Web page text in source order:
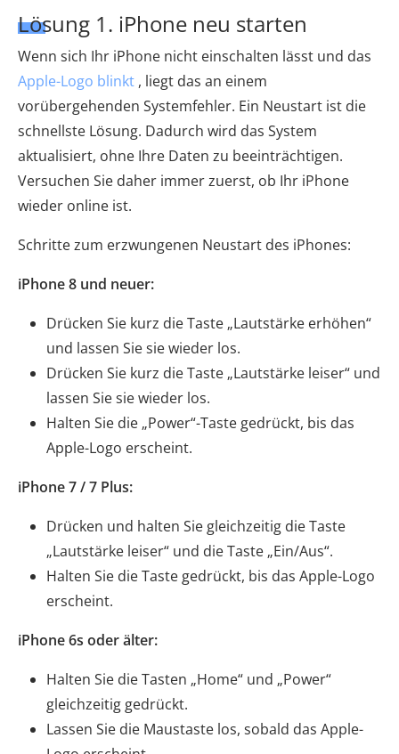
Lösung 1. iPhone neu starten
Wenn sich Ihr iPhone nicht einschalten lässt und das
Apple-Logo blinkt , liegt das an einem
vorübergehenden Systemfehler. Ein Neustart ist die
schnellste Lösung. Dadurch wird das System
aktualisiert, ohne Ihre Daten zu beeinträchtigen.
Versuchen Sie daher immer zuerst, ob Ihr iPhone
wieder online ist.
Schritte zum erzwungenen Neustart des iPhones:
iPhone 8 und neuer:
Drücken Sie kurz die Taste „Lautstärke erhöhen“
und lassen Sie sie wieder los.
Drücken Sie kurz die Taste „Lautstärke leiser“ und
lassen Sie sie wieder los.
Halten Sie die „Power“-Taste gedrückt, bis das
Apple-Logo erscheint.
iPhone 7 / 7 Plus:
Drücken und halten Sie gleichzeitig die Taste
„Lautstärke leiser“ und die Taste „Ein/Aus“.
Halten Sie die Taste gedrückt, bis das Apple-Logo
erscheint.
iPhone 6s oder älter:
Halten Sie die Tasten „Home“ und „Power“
gleichzeitig gedrückt.
Lassen Sie die Maustaste los, sobald das Apple-